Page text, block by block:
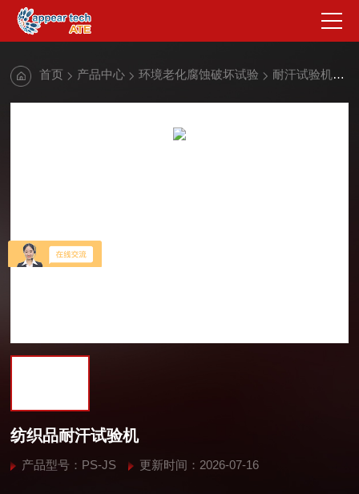
首页 产品中心 环境老化腐蚀破坏试验 耐汗试验机
纺织品耐汗试验机
产品型号：PS-JS 更新时间：2026-07-16